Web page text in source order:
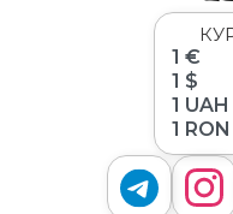
1 €
1 $
1 UAH
1 RON